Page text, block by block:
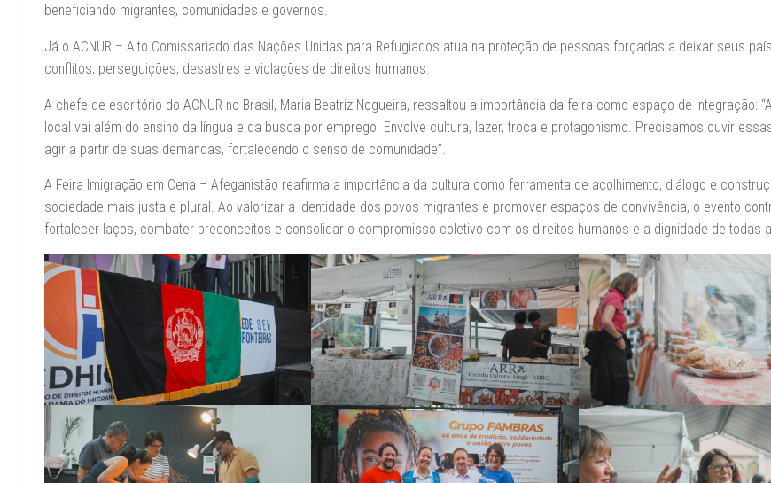
beneficiando migrantes, comunidades e governos.
Já o ACNUR – Alto Comissariado das Nações Unidas para Refugiados atua na proteção de pessoas forçadas a deixar seus
conflitos, perseguições, desastres e violações de direitos humanos.
A chefe de escritório do ACNUR no Brasil, Maria Beatriz Nogueira, ressaltou a importância da feira como espaço de integração:
local vai além do ensino da língua e da busca por emprego. Envolve cultura, lazer, troca e protagonismo. Precisamos ouvir
agir a partir de suas demandas, fortalecendo o senso de comunidade”.
A Feira Imigração em Cena – Afeganistão reafirma a importância da cultura como ferramenta de acolhimento, diálogo e
sociedade mais justa e plural. Ao valorizar a identidade dos povos migrantes e promover espaços de convivência, o evento
fortalecer laços, combater preconceitos e consolidar o compromisso coletivo com os direitos humanos e a dignidade de todas